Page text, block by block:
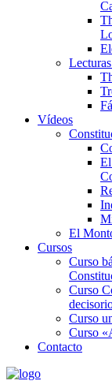
Vídeos
El
Cursos
Curso
Curso
Curso
Curso
Contacto